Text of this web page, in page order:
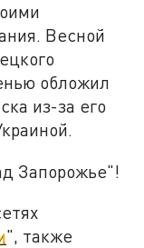
Весной
обложил
из-за его
Запорожье"!
", также